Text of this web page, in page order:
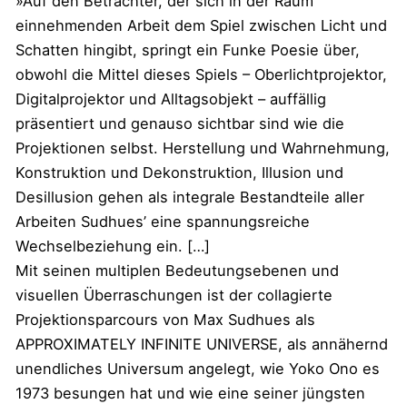
einnehmenden Arbeit dem Spiel zwischen Licht und
Schatten hingibt, springt ein Funke Poesie über,
obwohl die Mittel dieses Spiels – Oberlichtprojektor,
Digitalprojektor und Alltagsobjekt – auffällig
präsentiert und genauso sichtbar sind wie die
Projektionen selbst. Herstellung und Wahrnehmung,
Konstruktion und Dekonstruktion, Illusion und
Desillusion gehen als integrale Bestandteile aller
Arbeiten Sudhues’ eine spannungsreiche
Wechselbeziehung ein. […]
Mit seinen multiplen Bedeutungsebenen und
visuellen Überraschungen ist der collagierte
Projektionsparcours von Max Sudhues als
APPROXIMATELY INFINITE UNIVERSE, als annähernd
unendliches Universum angelegt, wie Yoko Ono es
1973 besungen hat und wie eine seiner jüngsten